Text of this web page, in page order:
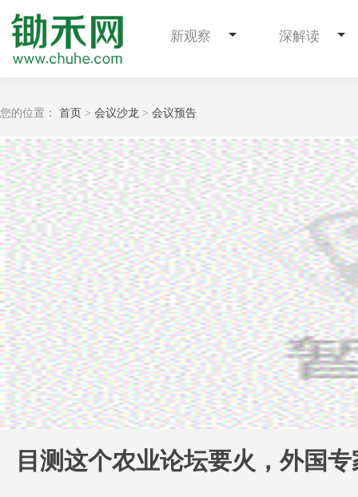
新观察 深解读
您的位置： 首页 > 会议沙龙 > 会议预告
目测这个农业论坛要火，外国